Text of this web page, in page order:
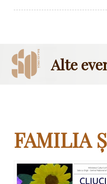
Alte
FAMILIA